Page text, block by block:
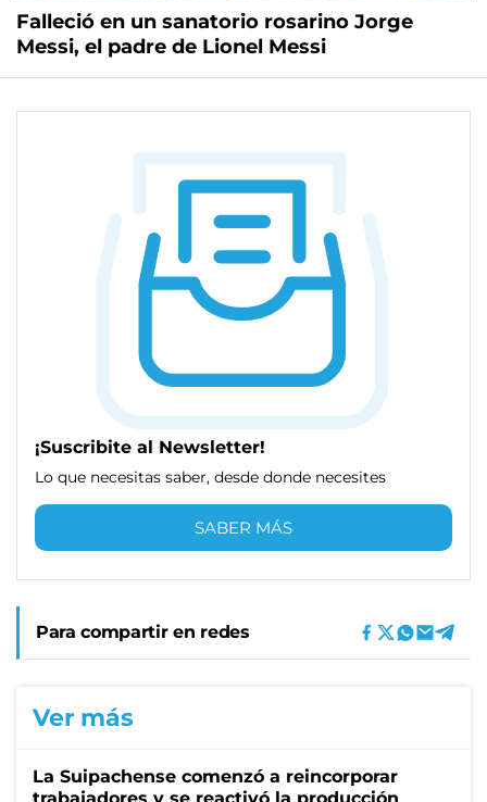
Falleció en un sanatorio rosarino Jorge
Messi, el padre de Lionel Messi
¡Suscribite al Newsletter!
Lo que necesitas saber, desde donde necesites
SABER MÁS
Para compartir en redes
Ver más
La Suipachense comenzó a reincorporar